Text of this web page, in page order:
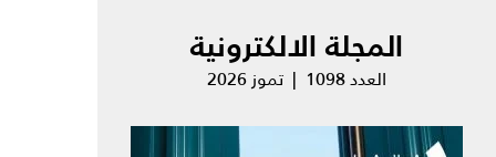
المجلة الالكترونية
العدد 1098 | تموز 2026